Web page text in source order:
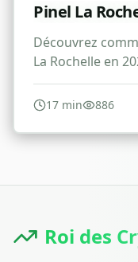
Pinel La
Découvrez
La Rochelle en
conditions et
immobilier.
17 min 886
Roi des